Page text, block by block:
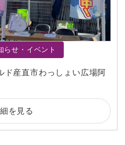
らせ・イベント
ド産直市わっしょい広場阿
を見る